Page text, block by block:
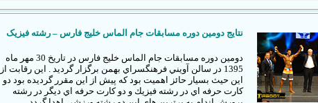
نتايج دومين دوره مسابقات جام الماس خليج فارس – رشته فیزیک
دومين دوره مسابقات جام الماس خليج فارس در تاريخ 30 مهر ماه
1395 در سالن آويني فرهنگسراي بهمن برگزار گرديد . اين رقابت از
اين حيث بسيار حائز اهميت بود كه پيش از اين مقرر گرديده بود دو
كارت حرفه اي در رشته فيزيك و دو كارت حرفه اي ديگر در رشته